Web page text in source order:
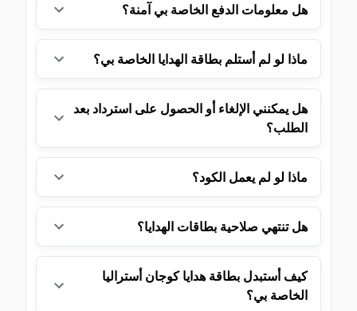
هل معلومات الدفع الخاصة بي آمنة؟
ماذا لو لم أستلم بطاقة الهدايا الخاصة بي؟
هل يمكنني الإلغاء أو الحصول على استرداد بعد
الطلب؟
ماذا لو لم يعمل الكود؟
هل تنتهي صلاحية بطاقات الهدايا؟
كيف أستبدل بطاقة هدايا كوجان أستراليا
الخاصة بي؟